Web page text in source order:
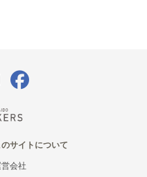
のサイトについて
会社